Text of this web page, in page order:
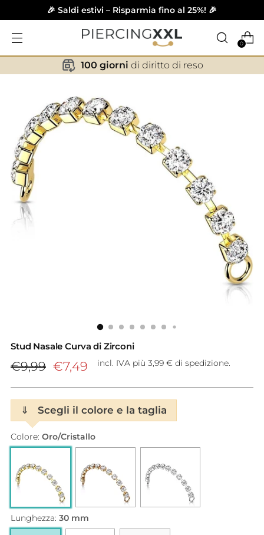
🎉 Saldi estivi – Risparmia fino al 25%! 🎉
0
✕
100 giorni di diritto di reso
Stud Nasale Curva di Zirconi
Prezzo
listino
€9,99 €7,49 incl. IVA più 3,99 € di spedizione.
⇓ Scegli il colore e la taglia
Colore: Oro/Cristallo
Lunghezza: 30 mm